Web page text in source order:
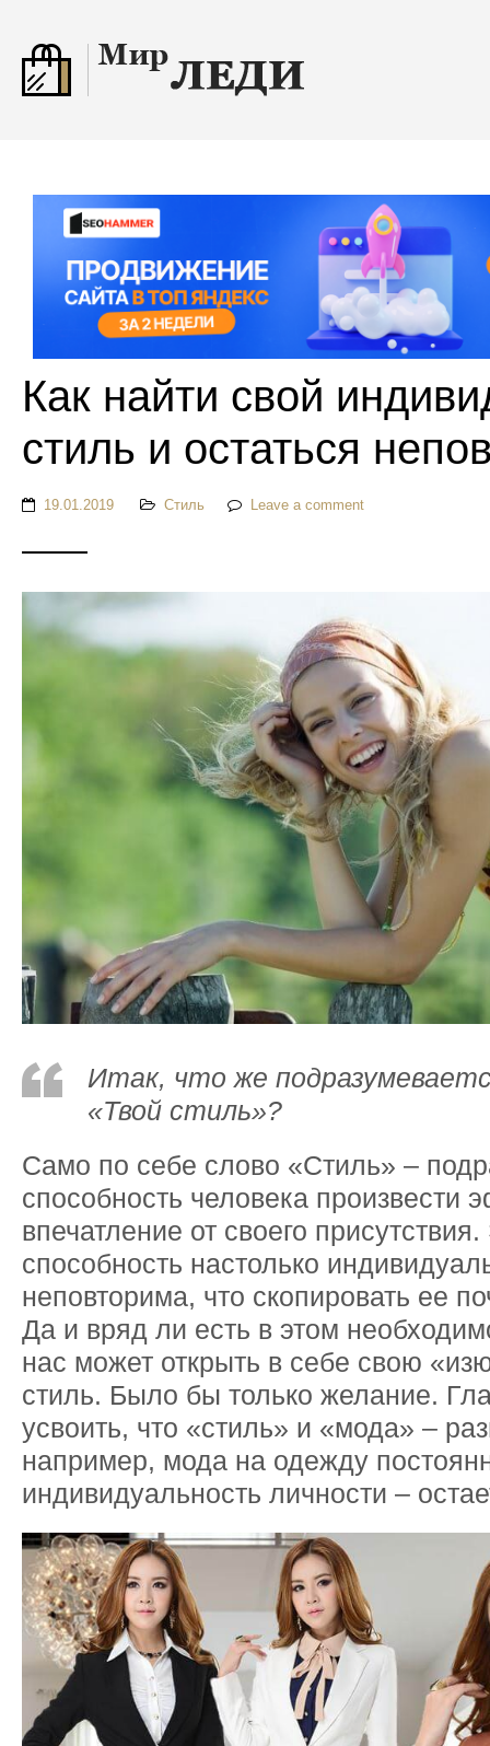
Как найти свой
стиль и остаться
19.01.2019 Стиль Leave a comment
Итак, что же
«Твой стиль»?
Само по себе слово «Стиль» –
способность человека произвести
впечатление от своего
способность настолько
неповторима, что скопировать ее
Да и вряд ли есть в этом
нас может открыть в себе свою
стиль. Было бы только желание.
усвоить, что «стиль» и «мода» –
например, мода на одежду
индивидуальность личности –